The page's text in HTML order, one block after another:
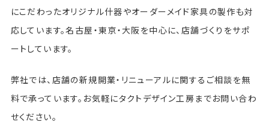
にこだわったオリジナル什器やオーダーメイド家具の製作も対
応しています。名古屋・東京・大阪を中心に、店舗づくりをサポ
ートしています。
弊社では、店舗の新規開業・リニューアルに関するご相談を無
料で承っています。お気軽にタクトデザイン工房までお問い合わ
せください。